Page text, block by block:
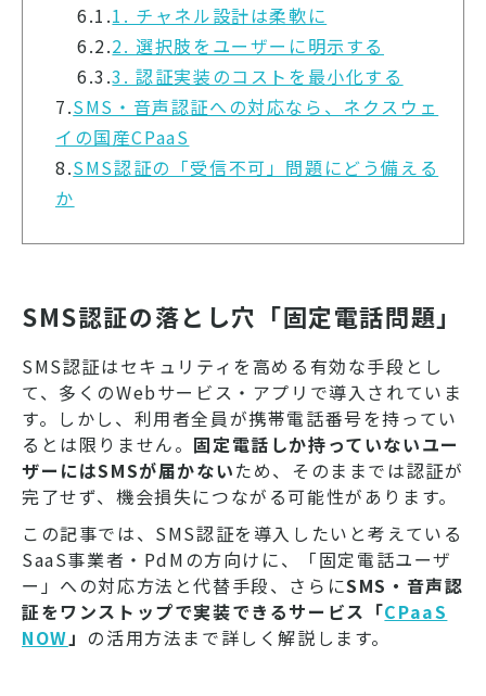
6.1.1. チャネル設計は柔軟に
6.2.2. 選択肢をユーザーに明示する
6.3.3. 認証実装のコストを最小化する
7.SMS・音声認証への対応なら、ネクスウェ
イの国産CPaaS
8.SMS認証の「受信不可」問題にどう備える
か
SMS認証の落とし穴「固定電話問題」
SMS認証はセキュリティを高める有効な手段とし
て、多くのWebサービス・アプリで導入されていま
す。しかし、利用者全員が携帯電話番号を持ってい
るとは限りません。 固定電話しか持っていないユー
ザーにはSMSが届かないため、そのままでは認証が
完了せず、機会損失につながる可能性があります。
この記事では、SMS認証を導入したいと考えている
SaaS事業者・PdMの方向けに、「固定電話ユーザ
ー」への対応方法と代替手段、さらにSMS・音声認
証をワンストップで実装できるサービス「CPaaS
NOW」 の活用方法まで詳しく解説します。